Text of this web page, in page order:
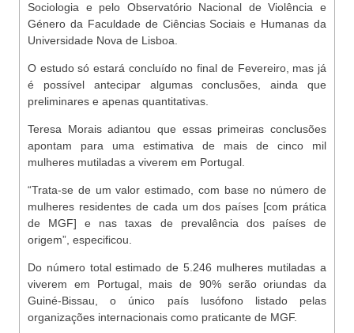
Sociologia e pelo Observatório Nacional de Violência e
Género da Faculdade de Ciências Sociais e Humanas da
Universidade Nova de Lisboa.
O estudo só estará concluído no final de Fevereiro, mas já
é possível antecipar algumas conclusões, ainda que
preliminares e apenas quantitativas.
Teresa Morais adiantou que essas primeiras conclusões
apontam para uma estimativa de mais de cinco mil
mulheres mutiladas a viverem em Portugal.
“Trata-se de um valor estimado, com base no número de
mulheres residentes de cada um dos países [com prática
de MGF] e nas taxas de prevalência dos países de
origem”, especificou.
Do número total estimado de 5.246 mulheres mutiladas a
viverem em Portugal, mais de 90% serão oriundas da
Guiné-Bissau, o único país lusófono listado pelas
organizações internacionais como praticante de MGF.